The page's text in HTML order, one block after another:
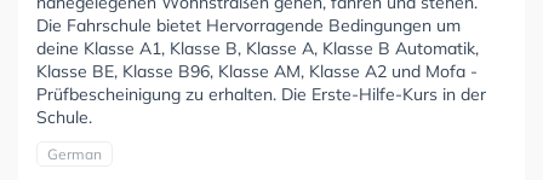
Die Fahrschule bietet Hervorragende Bedingungen um
deine Klasse A1, Klasse B, Klasse A, Klasse B Automatik,
Klasse BE, Klasse B96, Klasse AM, Klasse A2 und Mofa -
Prüfbescheinigung zu erhalten. Die Erste-Hilfe-Kurs in der
Schule.
German